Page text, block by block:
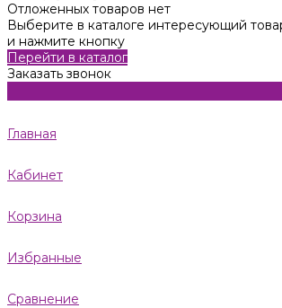
Отложенных товаров нет
Выберите в каталоге интересующий
и нажмите кнопку
Перейти в каталог
Заказать звонок
Главная
Кабинет
Корзина
Избранные
Сравнение